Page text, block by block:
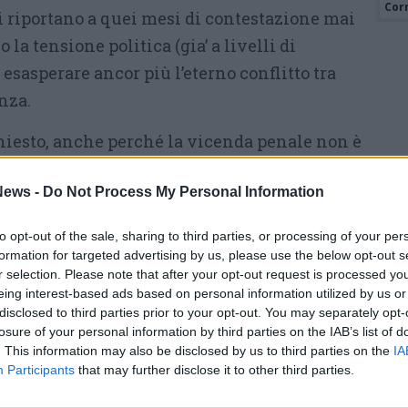
- Do Not Process My Personal Information
opt-out of the sale, sharing to third parties, or processing of your
for targeted advertising by us, please use the below opt-out
selection. Please note that after your opt-out request is processed
interest-based ads based on personal information utilized by us
to third parties prior to your opt-out. You may separately
of your personal information by third parties on the IAB’s list of
This information may also be disclosed by us to third parties on the
Participants that may further disclose it to other third parties.
a quei mesi di contestazione mai
la tensione politica (gia’ a livelli di
ancor più l’eterno conflitto tra
anche perché la vicenda penale non è
Damocle sopra la testa per un processo
Pulita?
con rispettivi famigliari, sono stati
che ha condizionato carriere politiche,
Oggi, le loro posizioni appaiono meno
avanti. Un po’ di silenzio e di rispetto quindi